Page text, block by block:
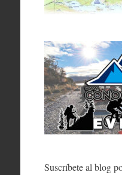
Suscríbete al blog